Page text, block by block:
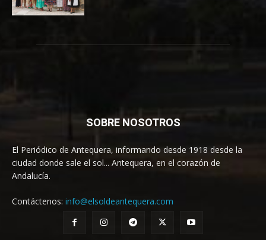
SOBRE NOSOTROS
El Periódico de Antequera, informando desde 1918 desde la
ciudad donde sale el sol... Antequera, en el corazón de
Andalucía.
Contáctenos: info@elsoldeantequera.com